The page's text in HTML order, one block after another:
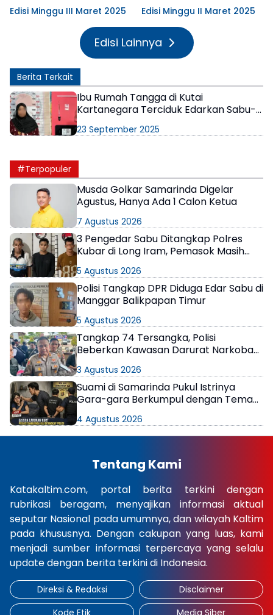
Edisi Minggu III Maret 2025 Edisi Minggu II Maret 2025
Edisi Lainnya
Berita Terkait
Ibu Rumah Tangga di Kutai
Kartanegara Terciduk Edarkan Sabu-
23 September 2025
#Terpopuler
Musda Golkar Samarinda Digelar
Agustus, Hanya Ada 1 Calon Ketua
7 Agustus 2026
3 Pengedar Sabu Ditangkap Polres
Kubar di Long Iram, Pemasok Masih
5 Agustus 2026
Polisi Tangkap DPR Diduga Edar Sabu di
Manggar Balikpapan Timur
5 Agustus 2026
Tangkap 74 Tersangka, Polisi
Beberkan Kawasan Darurat Narkoba
3 Agustus 2026
Suami di Samarinda Pukul Istrinya
Gara-gara Berkumpul dengan Teman
4 Agustus 2026
Tentang Kami
Katakaltim.com, portal berita terkini dengan
rubrikasi beragam, menyajikan informasi aktual
seputar Nasional pada umumnya, dan wilayah Kaltim
pada khususnya. Dengan cakupan yang luas, kami
menjadi sumber informasi terpercaya yang selalu
update dengan berita terkini di Indonesia.
Direksi & Redaksi
Disclaimer